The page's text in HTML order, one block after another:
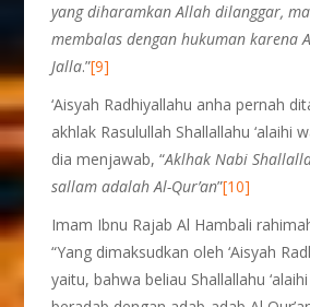
yang diharamkan Allah dilanggar,
membalas dengan hukuman karena
Jalla.”[9]
‘Aisyah Radhiyallahu anha pernah
akhlak Rasulullah Shallallahu ‘alaihi
dia menjawab, “Aklhak Nabi
sallam adalah Al-Qur’an”[10]
Imam Ibnu Rajab Al Hambali
“Yang dimaksudkan oleh ‘Aisyah
yaitu, bahwa beliau Shallallahu